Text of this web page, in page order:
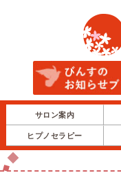
サロン案内
ヒプノセラピー